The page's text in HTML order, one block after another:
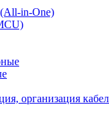
in-One)
организация